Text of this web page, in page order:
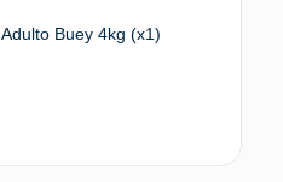
Buey 4kg (x1)